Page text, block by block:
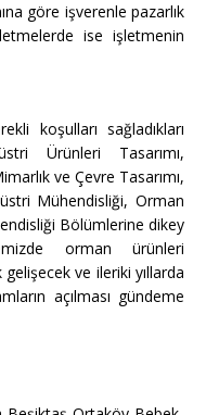
göre işverenle pazarlık
ise işletmenin
koşulları sağladıkları
Ürünleri Tasarımı,
ve Çevre Tasarımı,
Mühendisliği, Orman
Bölümlerine dikey
orman ürünleri
ve ileriki yıllarda
açılması gündeme